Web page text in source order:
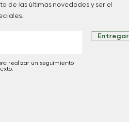
de las últimas novedades y ser el
Entregar
realizar un seguimiento